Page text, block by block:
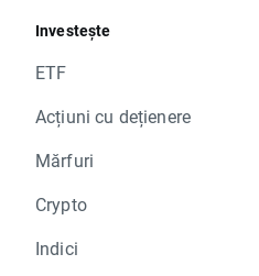
Investește
ETF
Acțiuni cu dețienere
Mărfuri
Crypto
Indici